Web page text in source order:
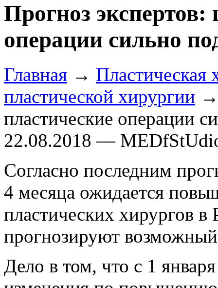
Прогноз
операции сильно
Главная → Пластическая
пластической хирургии →
пластические операции
22.08.2018 —
Согласно последним
4 месяца ожидается
пластических хирургов
прогнозируют
Дело в том, что с 1